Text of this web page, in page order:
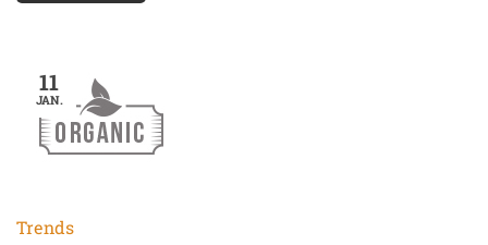
11
JAN.
Trends